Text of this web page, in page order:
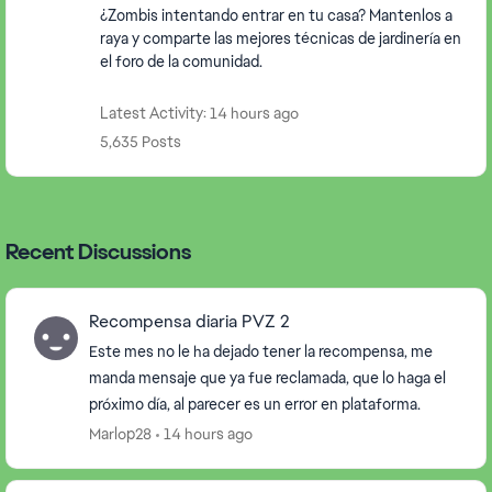
¿Zombis intentando entrar en tu casa? Mantenlos a
raya y comparte las mejores técnicas de jardinería en
el foro de la comunidad.
Latest Activity: 14 hours ago
5,635 Posts
Recent Discussions
Recompensa diaria PVZ 2
Este mes no le ha dejado tener la recompensa, me
manda mensaje que ya fue reclamada, que lo haga el
próximo día, al parecer es un error en plataforma.
Marlop28
14 hours ago